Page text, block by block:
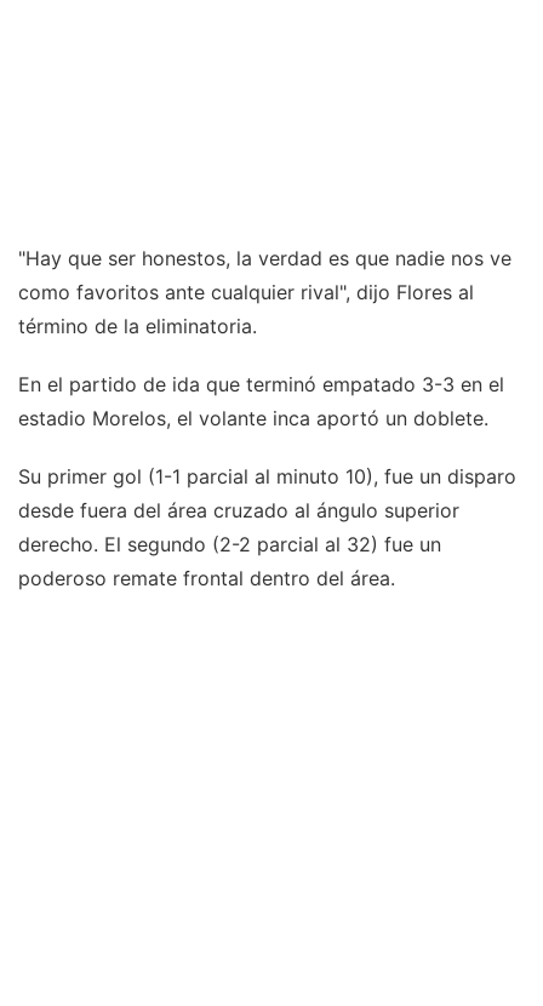
"Hay que ser honestos, la verdad es que nadie nos ve
como favoritos ante cualquier rival", dijo Flores al
término de la eliminatoria.
En el partido de ida que terminó empatado 3-3 en el
estadio Morelos, el volante inca aportó un doblete.
Su primer gol (1-1 parcial al minuto 10), fue un disparo
desde fuera del área cruzado al ángulo superior
derecho. El segundo (2-2 parcial al 32) fue un
poderoso remate frontal dentro del área.